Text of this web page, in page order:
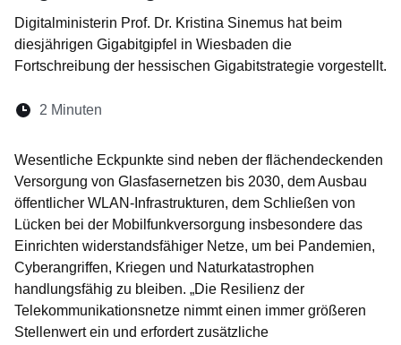
Digitalministerin Prof. Dr. Kristina Sinemus hat beim
diesjährigen Gigabitgipfel in Wiesbaden die
Fortschreibung der hessischen Gigabitstrategie vorgestellt.
Lesedauer:
2 Minuten
Wesentliche Eckpunkte sind neben der flächendeckenden
Versorgung von Glasfasernetzen bis 2030, dem Ausbau
öffentlicher WLAN-Infrastrukturen, dem Schließen von
Lücken bei der Mobilfunkversorgung insbesondere das
Einrichten widerstandsfähiger Netze, um bei Pandemien,
Cyberangriffen, Kriegen und Naturkatastrophen
handlungsfähig zu bleiben. „Die Resilienz der
Telekommunikationsnetze nimmt einen immer größeren
Stellenwert ein und erfordert zusätzliche